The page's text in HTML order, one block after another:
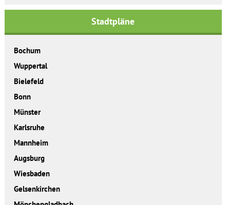
Stadtpläne
Bochum
Wuppertal
Bielefeld
Bonn
Münster
Karlsruhe
Mannheim
Augsburg
Wiesbaden
Gelsenkirchen